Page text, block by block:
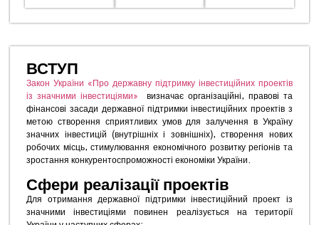
ВСТУП
Закон України «Про державну підтримку інвестиційних проектів
із значними інвестиціями» визначає організаційні, правові та
фінансові засади державної підтримки інвестиційних проектів з
метою створення сприятливих умов для залучення в Україну
значних інвестицій (внутрішніх і зовнішніх), створення нових
робочих місць, стимулювання економічного розвитку регіонів та
зростання конкурентоспроможності економіки України.
Сфери реалізації проектів
Для отримання державної підтримки інвестиційний проект із
значними інвестиціями повинен реалізується на території